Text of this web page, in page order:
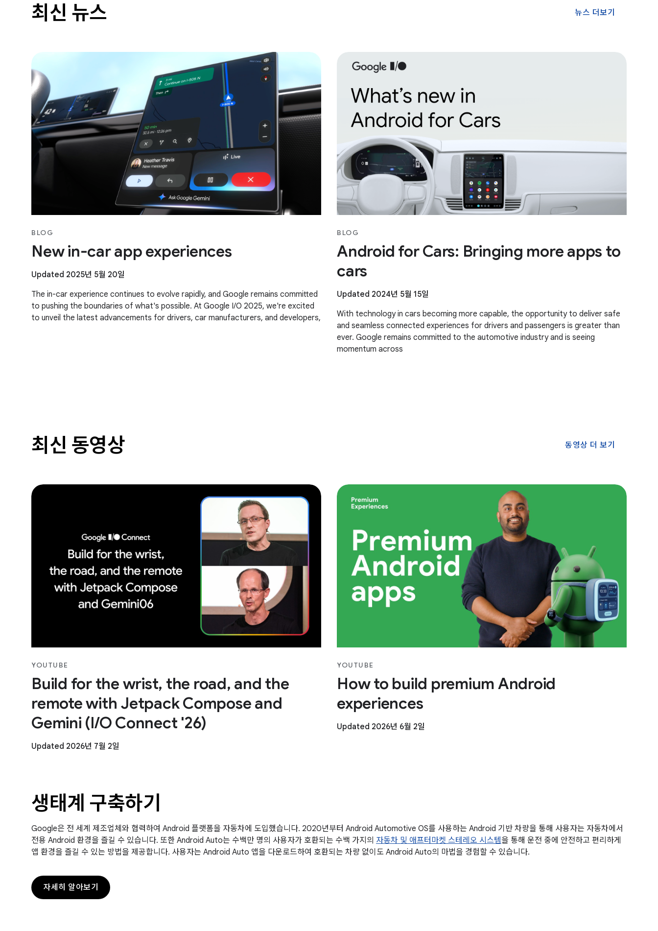
최신 뉴스 뉴스 더보기
BLOG
New in-car app experiences
Updated 2025년 5월 20일
The in-car experience continues to evolve rapidly, and Google remains committed
to pushing the boundaries of what's possible. At Google I/O 2025, we're excited
to unveil the latest advancements for drivers, car manufacturers, and developers,
BLOG
Android for Cars: Bringing more apps to
cars
Updated 2024년 5월 15일
With technology in cars becoming more capable, the opportunity to deliver safe
and seamless connected experiences for drivers and passengers is greater than
ever. Google remains committed to the automotive industry and is seeing
momentum across
최신 동영상 동영상 더 보기
YOUTUBE
Build for the wrist, the road, and the
remote with Jetpack Compose and
Gemini (I/O Connect '26)
Updated 2026년 7월 2일
YOUTUBE
How to build premium Android
experiences
Updated 2026년 6월 2일
생태계 구축하기
Google은 전 세계 제조업체와 협력하여 Android 플랫폼을 자동차에 도입했습니다. 2020년부터 Android Automotive OS를 사용하는 Android 기반 차량을 통해 사용자는 자동차에서
전용 Android 환경을 즐길 수 있습니다. 또한 Android Auto는 수백만 명의 사용자가 호환되는 수백 가지의 자동차 및 애프터마켓 스테레오 시스템을 통해 운전 중에 안전하고 편리하게
앱 환경을 즐길 수 있는 방법을 제공합니다. 사용자는 Android Auto 앱을 다운로드하여 호환되는 차량 없이도 Android Auto의 마법을 경험할 수 있습니다.
자세히 알아보기